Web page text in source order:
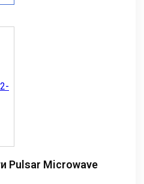
Pulsar Microwave